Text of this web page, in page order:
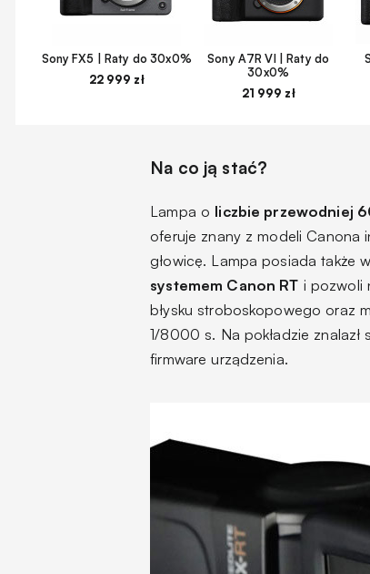
Sony FX5 | Raty do 30x0%
22 999 zł
Sony A7R VI | Raty do
30x0%
21 999 zł
Na co ją stać?
Lampa o liczbie przewodniej
oferuje znany z modeli Canona
głowicę. Lampa posiada także
systemem Canon RT i pozwoli
błysku stroboskopowego oraz
1/8000 s. Na pokładzie
firmware urządzenia.